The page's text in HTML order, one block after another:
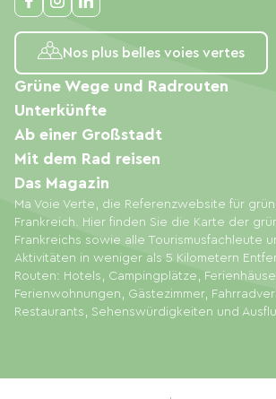
Nos plus belles voies vertes
Ma Voie Verte, die Referenzwebsite für
Frankreich. Hier finden Sie die Karte der
Frankreichs sowie alle Tourismusfachleute
Aktivitäten in weniger als 5 Kilometern
Routen: Hotels, Campingplätze,
Ferienwohnungen, Gästezimmer,
Restaurants, Sehenswürdigkeiten und
Grüne Wege und Radrouten
Unterkünfte
Ab einer Großstadt
Mit dem Rad reisen
Das Magazin